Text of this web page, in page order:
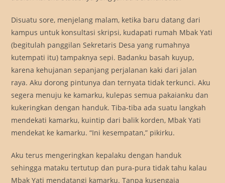
Disuatu sore, menjelang malam, ketika baru datang dari
kampus untuk konsultasi skripsi, kudapati rumah Mbak Yati
(begitulah panggilan Sekretaris Desa yang rumahnya
kutempati itu) tampaknya sepi. Badanku basah kuyup,
karena kehujanan sepanjang perjalanan kaki dari jalan
raya. Aku dorong pintunya dan ternyata tidak terkunci. Aku
segera menuju ke kamarku, kulepas semua pakaianku dan
kukeringkan dengan handuk. Tiba-tiba ada suatu langkah
mendekati kamarku, kuintip dari balik korden, Mbak Yati
mendekat ke kamarku. “Ini kesempatan,” pikirku.
Aku terus mengeringkan kepalaku dengan handuk
sehingga mataku tertutup dan pura-pura tidak tahu kalau
Mbak Yati mendatangi kamarku. Tanpa kusengaja